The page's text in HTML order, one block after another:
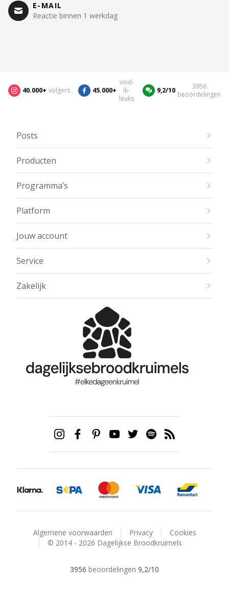
E-MAIL
Reactie binnen 1 werkdag
40.000+ volgers 45.000+
vind-
ik-
leuks
9,2/10
3956
beoordelingen
Posts
Producten
Programma’s
Platform
Jouw account
Service
Zakelijk
Algemene voorwaarden Privacy
Cookies
© 2014 - 2026 Dagelijkse Broodkruimels
3956 beoordelingen 9,2/10